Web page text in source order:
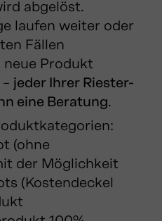
abgelöst.
laufen weiter oder
Fällen
Produkt
jeder Ihrer Riester-
eine Beratung.
(ohne
der Möglichkeit
(Kostendeckel